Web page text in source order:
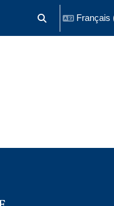
Activer/désactiver
Français